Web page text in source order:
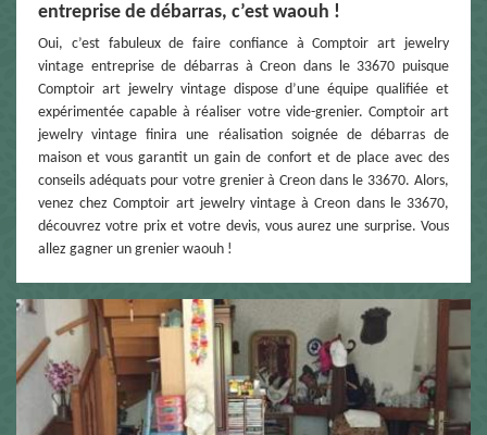
entreprise de débarras, c’est waouh !
Oui, c’est fabuleux de faire confiance à Comptoir art jewelry
vintage entreprise de débarras à Creon dans le 33670 puisque
Comptoir art jewelry vintage dispose d’une équipe qualifiée et
expérimentée capable à réaliser votre vide-grenier. Comptoir art
jewelry vintage finira une réalisation soignée de débarras de
maison et vous garantit un gain de confort et de place avec des
conseils adéquats pour votre grenier à Creon dans le 33670. Alors,
venez chez Comptoir art jewelry vintage à Creon dans le 33670,
découvrez votre prix et votre devis, vous aurez une surprise. Vous
allez gagner un grenier waouh !